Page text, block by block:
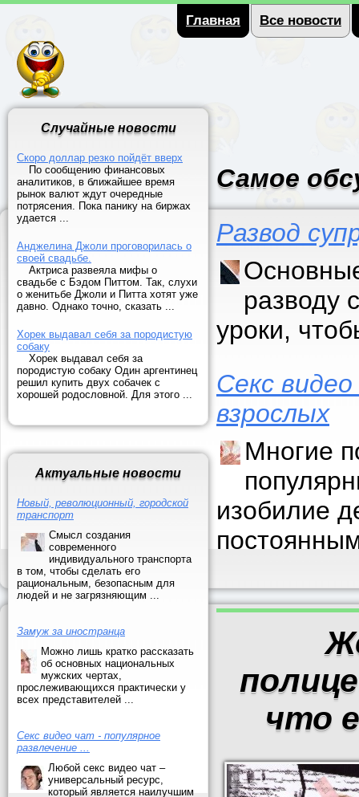
Главная Все новости
Случайные новости
Скоро доллар резко пойдёт вверх
По сообщению финансовых
аналитиков, в ближайшее время
рынок валют ждут очередные
потрясения. Пока панику на биржах
удается ...
Анджелина Джоли проговорилась о
своей свадьбе.
Актриса развеяла мифы о
свадьбе с Бэдом Питтом. Так, слухи
о женитьбе Джоли и Питта хотят уже
давно. Однако точно, сказать ...
Хорек выдавал себя за породистую
собаку
Хорек выдавал себя за
породистую собаку Один аргентинец
решил купить двух собачек с
хорошей родословной. Для этого ...
Актуальные новости
Новый, революционный, городской
транспорт
Смысл создания
современного
индивидуального транспорта
в том, чтобы сделать его
рациональным, безопасным для
людей и не загрязняющим ...
Замуж за иностранца
Можно лишь кратко рассказать
об основных национальных
мужских чертах,
прослеживающихся практически у
всех представителей ...
Секс видео чат - популярное
развлечение ...
Любой секс видео чат –
универсальный ресурс,
который является наилучшим
Самое
Развод
разводу
уроки,
Секс
взрослых
Многие
изобилие
что